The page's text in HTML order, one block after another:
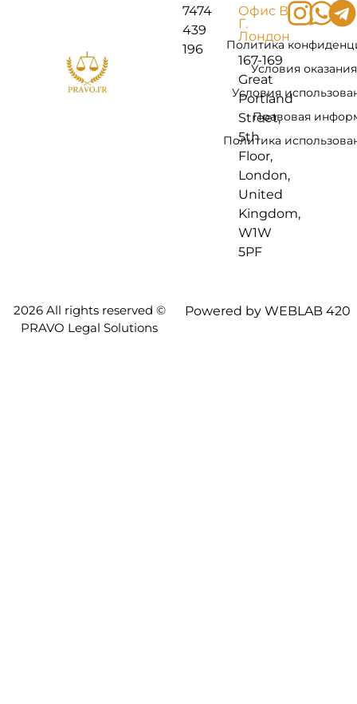
7474
439
196
Офис В
Г.
Лондон
167-169
Great
Portland
Street,
5th
Floor,
London,
United
Kingdom,
W1W
5PF
Политика
Условия
Условия
Правовая
Политика
2026 All rights reserved ©
PRAVO Legal Solutions
Powered by WEBLAB 420